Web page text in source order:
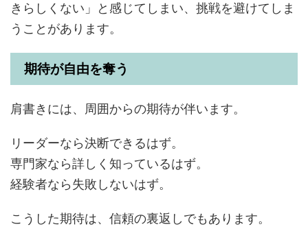
きらしくない」と感じてしまい、挑戦を避けてしま
うことがあります。
期待が自由を奪う
肩書きには、周囲からの期待が伴います。
リーダーなら決断できるはず。
専門家なら詳しく知っているはず。
経験者なら失敗しないはず。
こうした期待は、信頼の裏返しでもあります。